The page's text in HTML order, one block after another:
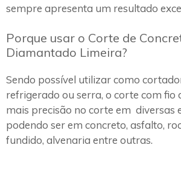
sempre apresenta um resultado
Porque usar o Corte de
Diamantado Limeira?
Sendo possível utilizar como
refrigerado ou serra, o corte com
mais precisão no corte em diversas
podendo ser em concreto, asfalto,
fundido, alvenaria entre outras.